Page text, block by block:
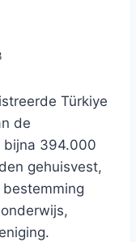
Türkiye
de
bijna 394.000
gehuisvest,